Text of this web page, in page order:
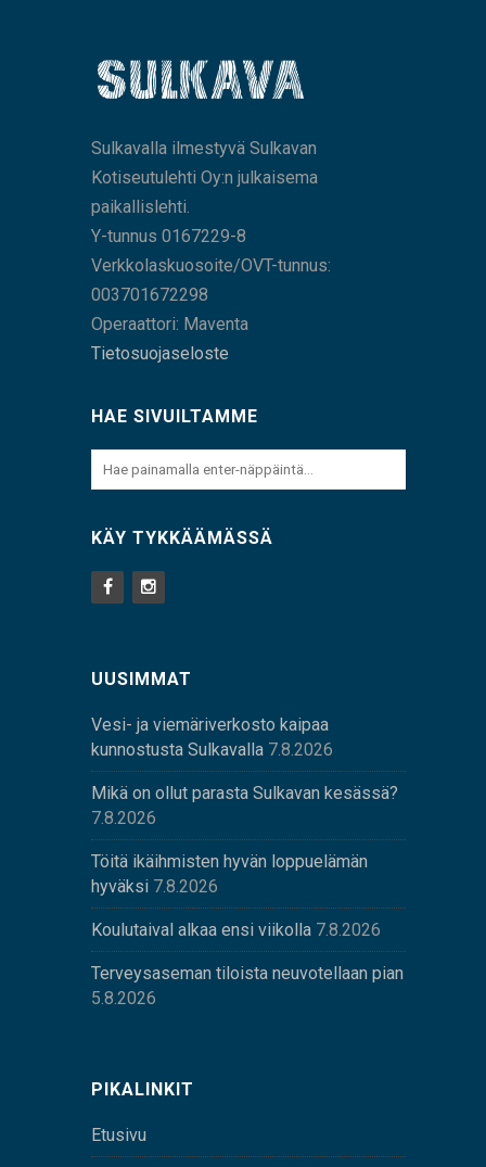
Sulkavalla ilmestyvä Sulkavan
Kotiseutulehti Oy:n julkaisema
paikallislehti.
Y-tunnus 0167229-8
Verkkolaskuosoite/OVT-tunnus:
003701672298
Operaattori: Maventa
Tietosuojaseloste
HAE SIVUILTAMME
KÄY TYKKÄÄMÄSSÄ
UUSIMMAT
Vesi- ja viemäriverkosto kaipaa
kunnostusta Sulkavalla 7.8.2026
Mikä on ollut parasta Sulkavan kesässä?
7.8.2026
Töitä ikäihmisten hyvän loppuelämän
hyväksi 7.8.2026
Koulutaival alkaa ensi viikolla 7.8.2026
Terveysaseman tiloista neuvotellaan pian
5.8.2026
PIKALINKIT
Etusivu